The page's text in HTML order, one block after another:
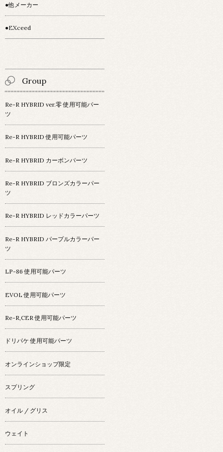
●他メーカー
●EXceed
Group
Re-R HYBRID ver.零 使用可能パー
ツ
Re-R HYBRID 使用可能パーツ
Re-R HYBRID カーボンパーツ
Re-R HYBRID ブロンズカラーパー
ツ
Re-R HYBRID レッドカラーパーツ
Re-R HYBRID パープルカラーパー
ツ
LP-86 使用可能パーツ
EVOL 使用可能パーツ
Re-R,CER 使用可能パーツ
ドリパケ 使用可能パーツ
オンラインショップ限定
スプリング
オイル / グリス
ウェイト